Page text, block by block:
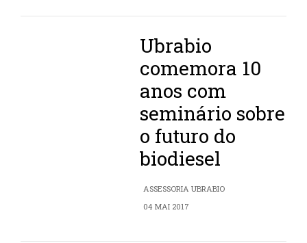
Ubrabio
comemora 10
anos com
seminário sobre
o futuro do
biodiesel
ASSESSORIA UBRABIO
04 MAI 2017